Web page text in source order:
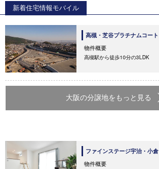
新着住宅情報モバイル
高槻・芝谷プラチナムコート
物件概要
高槻駅から徒歩10分の3LDK
大阪の分譲地をもっと見る
ファインステージ宇治・小倉
物件概要